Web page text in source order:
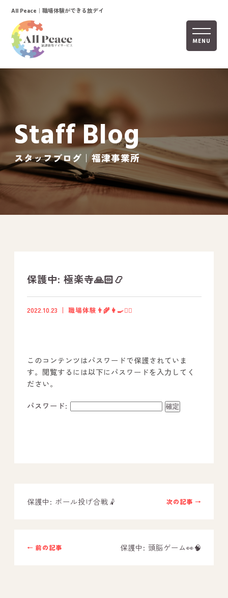
MENU
ホーム
活動内容
ご利用までの流れ
採用情報
自己評価表
社内行事
事業所のご案内
－ オールピース宗像事業所
－ オールピース福津事業所
スタッフブログ
－ 福津事業所のブログ
All Peace ｜職場体験ができる放デイ
Staff Blog
スタッフブログ｜福津事業所
保護中: 極楽寺🙏🏻📿
2022.10.23 職場体験👨‍🌾👩‍🍳👮‍♂️
このコンテンツはパスワードで保護されていま
す。閲覧するには以下にパスワードを入力してく
ださい。
パスワード:
次の記事 →
保護中: ボール投げ合戦🤾
← 前の記事 保護中: 頭脳ゲーム👀🧠